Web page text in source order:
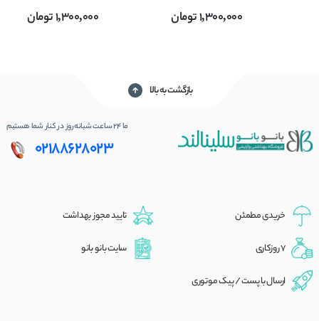
متوسط حجم 60 میل1,300,000تومان 1,300,000تومان
بازگشت به بالا
ما 24 ساعت شبانه‌روز در کنار شما هستیم
02188628023
خریدی مطمئن تایید مجوز بهداشت
7 روزکاری سایت بانو بانو
ارسال با پست / پیک موتوری